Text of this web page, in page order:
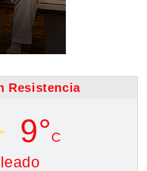
Resistencia
9°C